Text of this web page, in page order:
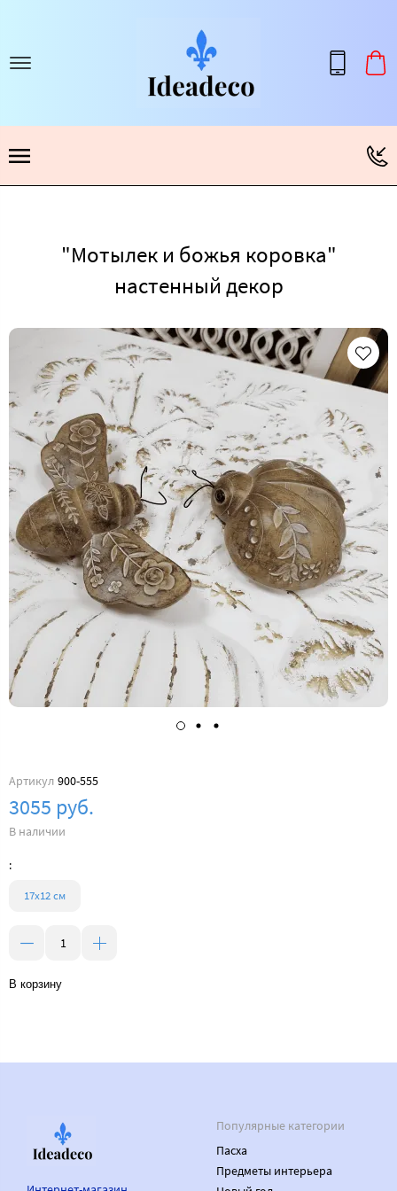
"Мотылек и божья коровка"
настенный декор
Артикул 900-555
3055 руб.
В наличии
:
17х12 см
В корзину
Популярные категории
Пасха
Предметы интерьера